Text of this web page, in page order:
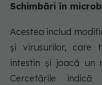
Schimbări în
Acestea includ
și virusurilor, care
intestin și joacă un
Cercetările